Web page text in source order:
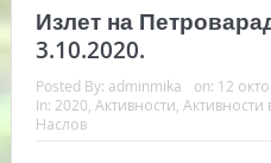
Излет на
3.10.2020.
Posted By: adminmika on: 12
In: 2020 Активности Активности
Наслов